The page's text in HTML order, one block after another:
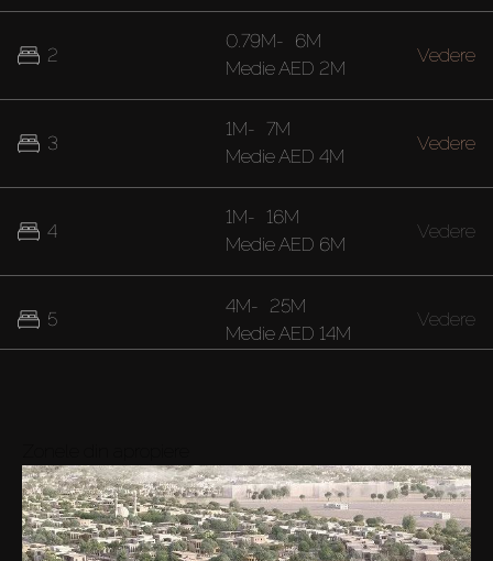
2
3
4
5
0.79M- 6M
MedieAED 2M
Vedere
1M- 7M
MedieAED 4M
Vedere
1M- 16M
MedieAED 6M
Vedere
4M- 25M
Medie AED 14M
Vedere